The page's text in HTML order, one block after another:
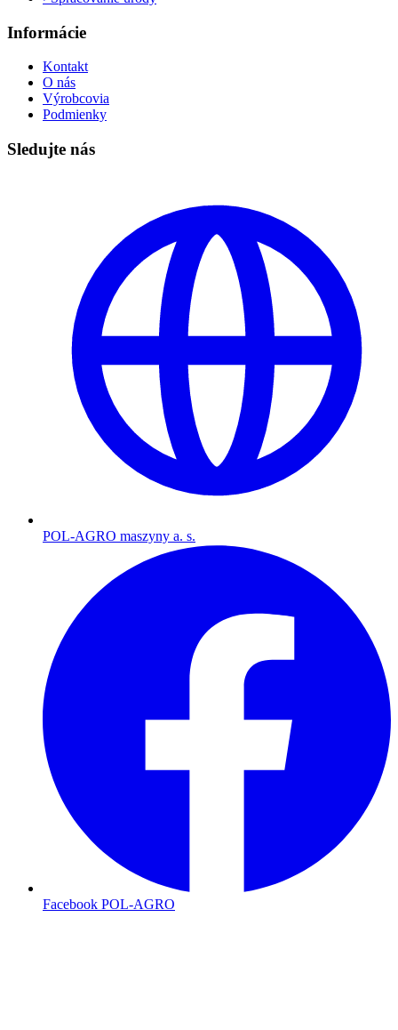
Informácie
Kontakt
O nás
Výrobcovia
Podmienky
Sledujte nás
POL-AGRO maszyny a. s.
Facebook POL-AGRO